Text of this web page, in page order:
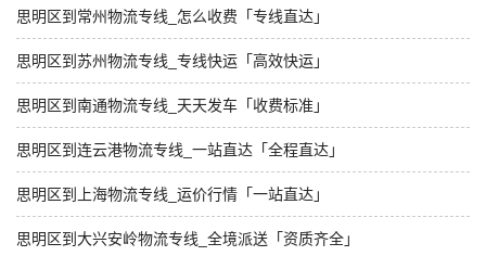
思明区到常州物流专线_怎么收费「专线直达」
思明区到苏州物流专线_专线快运「高效快运」
思明区到南通物流专线_天天发车「收费标准」
思明区到连云港物流专线_一站直达「全程直达」
思明区到上海物流专线_运价行情「一站直达」
思明区到大兴安岭物流专线_全境派送「资质齐全」